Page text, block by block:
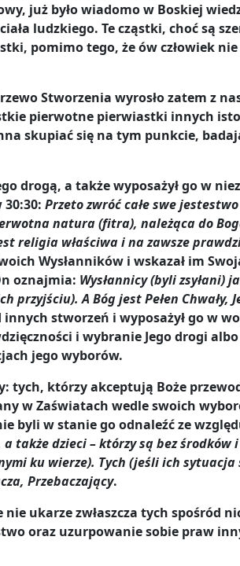
już było wiadomo w Boskiej
ludzkiego. Te cząstki, choć są
pomimo tego, że ów człowiek
Stworzenia wyrosło zatem z
pierwotne pierwiastki innych
skupiać się na tym punkcie,
drogą, a także wyposażył go w
Przeto zwróć całe swe
natura (fitra), należąca do
religia właściwa i na zawsze
Wysłanników i wskazał im
oznajmia: Wysłannicy (byli zsyłani)
A Bóg jest Pełen Chwały,
stworzeń i wyposażył go w
i wybranie Jego drogi
jego wyborów.
tych, którzy akceptują Boże
w Zaświatach wedle swoich
byli w stanie go odnaleźć ze
także dzieci – którzy są bez
ku wierze). Tych (jeśli ich sytuacja
Przebaczający.
ukarze zwłaszcza tych spośród
oraz uzurpowanie sobie praw